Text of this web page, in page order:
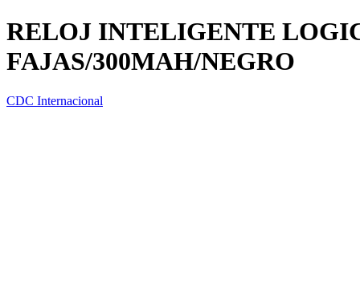
RELOJ INTELIGENTE
FAJAS/300MAH/NEGRO
CDC Internacional